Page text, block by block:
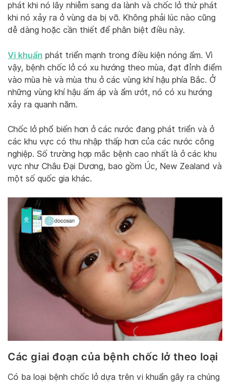
phát khi nó lây nhiễm sang da lành và chốc lở thứ phát
khi nó xảy ra ở vùng da bị vỡ. Không phải lúc nào cũng
dễ dàng hoặc cần thiết để phân biệt điều này.
Vi khuẩn phát triển mạnh trong điều kiện nóng ẩm. Vì
vậy, bệnh chốc lở có xu hướng theo mùa, đạt đỉnh điểm
vào mùa hè và mùa thu ở các vùng khí hậu phía Bắc. Ở
những vùng khí hậu ấm áp và ẩm ướt, nó có xu hướng
xảy ra quanh năm.
Chốc lở phổ biến hơn ở các nước đang phát triển và ở
các khu vực có thu nhập thấp hơn của các nước công
nghiệp. Số trường hợp mắc bệnh cao nhất là ở các khu
vực như Châu Đại Dương, bao gồm Úc, New Zealand và
một số quốc gia khác.
Các giai đoạn của bệnh chốc lở theo loại
Có ba loại bệnh chốc lở dựa trên vi khuẩn gây ra chúng